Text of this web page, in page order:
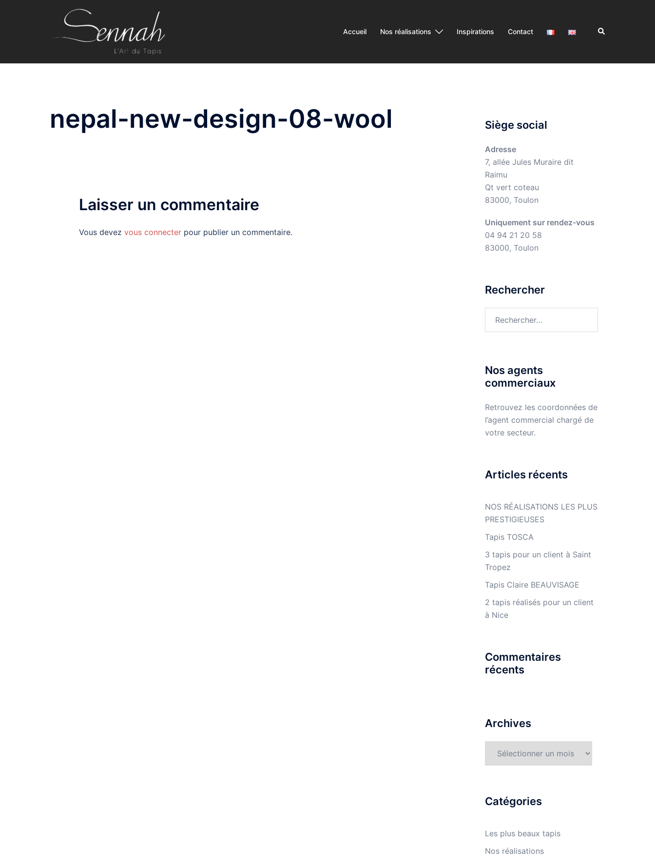
Accueil Nos réalisations Inspirations Contact Rechercher
nepal-new-design-08-wool
Laisser un commentaire
Vous devez vous connecter pour publier un commentaire.
Siège social
Adresse
7, allée Jules Muraire dit
Raimu
Qt vert coteau
83000, Toulon
Uniquement sur rendez-vous
04 94 21 20 58
83000, Toulon
Rechercher
Nos agents
commerciaux
Retrouvez les coordonnées de
l’agent commercial chargé de
votre secteur.
Articles récents
NOS RÉALISATIONS LES PLUS
PRESTIGIEUSES
Tapis TOSCA
3 tapis pour un client à Saint
Tropez
Tapis Claire BEAUVISAGE
2 tapis réalisés pour un client
à Nice
Commentaires
récents
Archives
Catégories
Les plus beaux tapis
Nos réalisations